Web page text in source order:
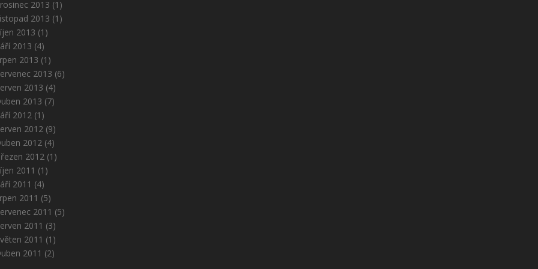
2013 (1)
2013 (1)
2013 (1)
2013 (4)
2013 (1)
2013 (6)
2013 (4)
2013 (7)
2012 (1)
2012 (9)
2012 (4)
2012 (1)
2011 (1)
2011 (4)
2011 (5)
2011 (5)
2011 (3)
2011 (1)
2011 (2)